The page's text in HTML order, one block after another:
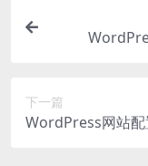
下一篇
WordPress网站